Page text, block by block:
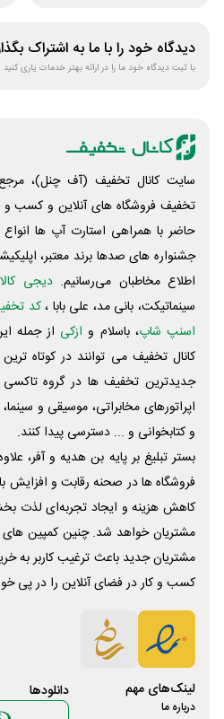
دیدگاه خود را با ما به اشتراک
با ثبت دیدگاه خود ما را در ارائه بهتر خدمات یاری کنید
سایت کانال تخفیف (آف چنل)،
تخفیف فروشگاه های آنلاین و کسب و‌
حاضر با همراهی استارت آپ ها
جشنواره های صدها برند معتبر،
اطلاع مخاطبان می‌رسانیم. دیجی کالا
سینماتیکت، بانی مد، علی‌ بابا ،کد
اسنپ شاپ، باسلام و ازکی از جمله
کانال تخفیف می توانند در کوتاه
جدیدترین تخفیف ها در گروه تاکسی
اپراتورهای مخابراتی، موسیقی و
و کتابخوانی و ... دسترسی پیدا کنند.
بستر تبلیغ بر پایه بن هدیه و آفر،
فروشگاه ها در صحنه رقابت و افزایش
کاهش هزینه و ایجاد تجربه‌ای لذت
مشتریان خواهد شد. چنین کمپین
مشتریان جدید باعث ترغیب کاربر به
کسب و کار در فضای آنلاین را در پی
لینک‌های مهم
درباره ما
دانلود‌ها